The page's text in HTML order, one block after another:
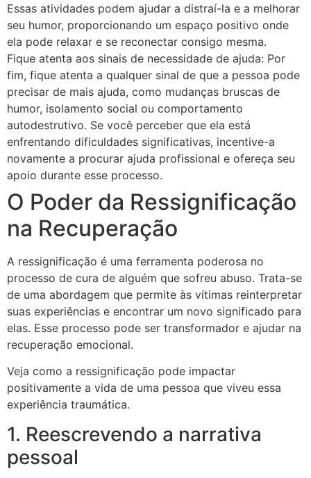
Essas atividades podem ajudar a distraí-la e a melhorar
seu humor, proporcionando um espaço positivo onde
ela pode relaxar e se reconectar consigo mesma.
Fique atenta aos sinais de necessidade de ajuda: Por
fim, fique atenta a qualquer sinal de que a pessoa pode
precisar de mais ajuda, como mudanças bruscas de
humor, isolamento social ou comportamento
autodestrutivo. Se você perceber que ela está
enfrentando dificuldades significativas, incentive-a
novamente a procurar ajuda profissional e ofereça seu
apoio durante esse processo.
O Poder da Ressignificação
na Recuperação
A ressignificação é uma ferramenta poderosa no
processo de cura de alguém que sofreu abuso. Trata-se
de uma abordagem que permite às vítimas reinterpretar
suas experiências e encontrar um novo significado para
elas. Esse processo pode ser transformador e ajudar na
recuperação emocional.
Veja como a ressignificação pode impactar
positivamente a vida de uma pessoa que viveu essa
experiência traumática.
1. Reescrevendo a narrativa
pessoal